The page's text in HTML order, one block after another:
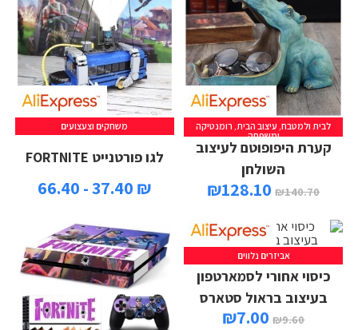
לבית ולמטבח, עיצוב הבית רומנטיקה
ומשפחה
קערת היפופוטם לעיצוב
השולחן
₪140.70
₪128.10
משחקים וצעצועים
לגו פורטנייט FORTNITE
₪ 37.40 - 66.40
אביזרים נלווים
כיסוי אחורי לסמארטפון
בעיצוב בראול סטארס
₪9.60
₪7.00